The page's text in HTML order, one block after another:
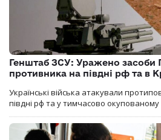
Генштаб ЗСУ: Уражено засоби
противника на півдні рф та в
Українські війська атакували
півдні рф та у тимчасово